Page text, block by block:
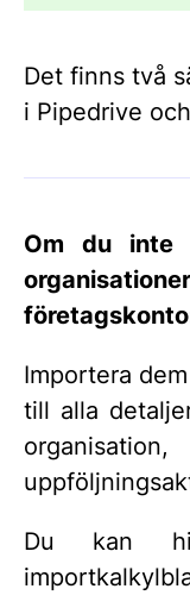
Det finns två
i Pipedrive
Om du inte
Importera
till alla
Du kan